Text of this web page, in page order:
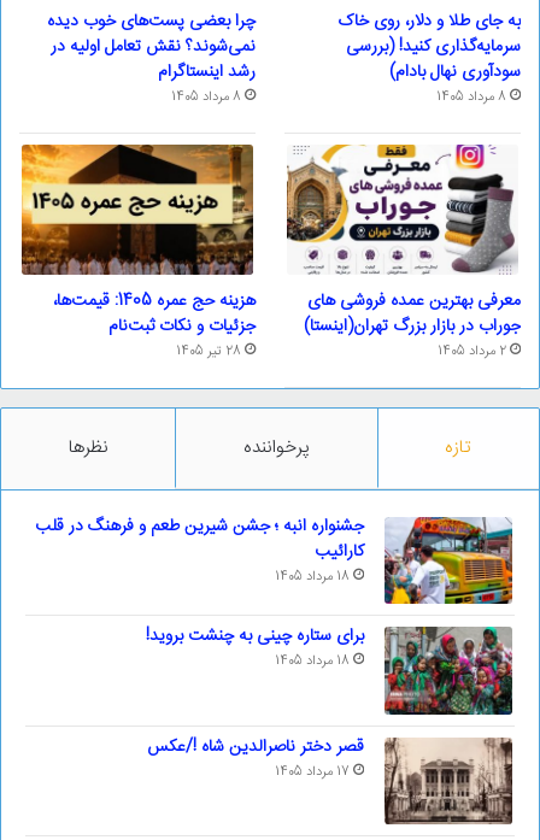
به جای طلا و دلار، روی خاک
سرمایه‌گذاری کنید! (بررسی
سودآوری نهال بادام)
8 مرداد 1405
چرا بعضی پست‌های خوب دیده
نمی‌شوند؟ نقش تعامل اولیه در
رشد اینستاگرام
8 مرداد 1405
معرفی بهترین عمده فروشی های
جوراب در بازار بزرگ تهران(اینستا)
2 مرداد 1405
هزینه حج عمره 1405: قیمت‌ها،
جزئیات و نکات ثبت‌نام
28 تیر 1405
تازه پرخواننده نظرها
جشنواره انبه ؛ جشن شیرین طعم و فرهنگ در قلب
کارائیب
18 مرداد 1405
برای ستاره چینی به چنشت بروید!
18 مرداد 1405
قصر دختر ناصرالدین شاه !/عکس
17 مرداد 1405